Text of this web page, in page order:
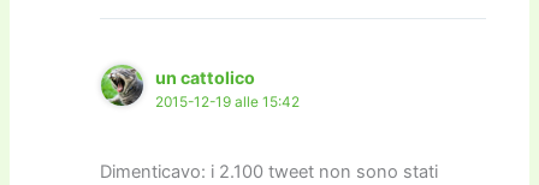
un cattolico
2015-12-19 alle 15:42
Dimenticavo: i 2.100 tweet non sono stati